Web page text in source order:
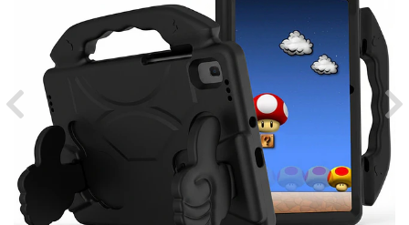
Previous